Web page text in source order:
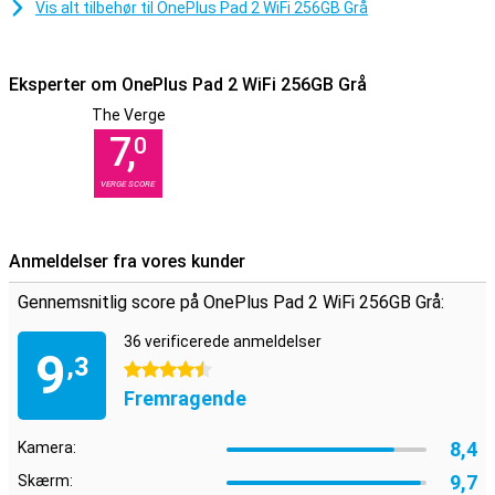
derfor ikke være en vanskelig opgave. Er tabletten alligevel næsten
Oplad din tablet på ingen tid, så du kan komme i gang igen.
Design i metal
Metalbagsiden på OnePlus Pad 2 WiFi 256GB Grey giver et meget
Vis alt tilbehør til OnePlus Pad 2 WiFi 256GB Grå
Eksperter om OnePlus Pad 2 WiFi 256GB Grå
The Verge
7,0
VERGE SCORE
Anmeldelser fra vores kunder
Gennemsnitlig score på OnePlus Pad 2 WiFi 256GB Grå:
9,3
36 verificerede anmeldelser
4.5 stjerner
Fremragende
Kamera: 8,4
Skærm: 9,7